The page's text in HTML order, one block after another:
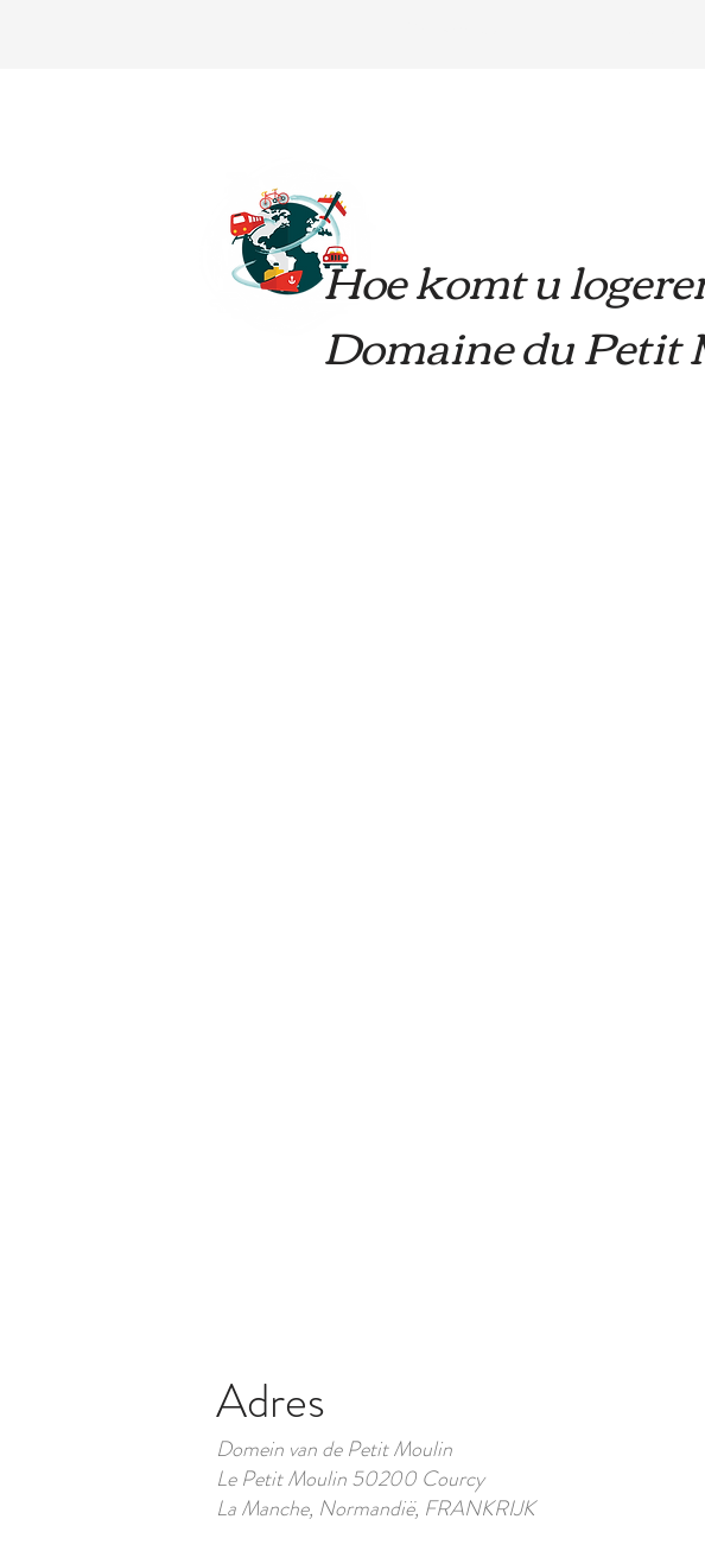
Hoe komt u
Domaine du Petit
Adres
Domein van de Petit Moulin
Le Petit Moulin 50200 Courcy
La Manche, Normandië, FRANKRIJK